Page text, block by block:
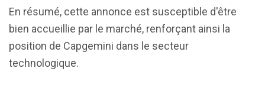
En résumé, cette annonce est susceptible d'être
bien accueillie par le marché, renforçant ainsi la
position de Capgemini dans le secteur
technologique.